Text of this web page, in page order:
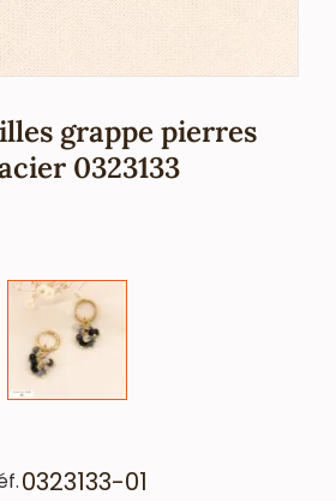
grappe pierres
0323133
0323133-01